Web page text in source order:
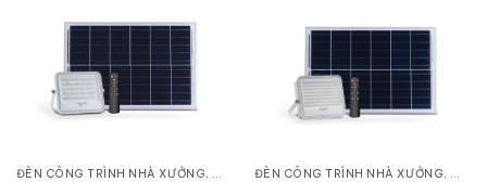
ĐÈN CÔNG TRÌNH NHÀ XƯỞNG, ĐÈN PHA LED, THIẾT BỊ CHIẾU SÁNG
ĐÈN CÔNG TRÌNH NHÀ XƯỞNG, ĐÈN